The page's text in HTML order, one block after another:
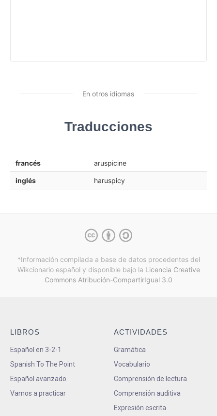
En otros idiomas
Traducciones
francés aruspicine
inglés haruspicy
*Información compilada a base de datos procedentes del
Wikcionario español y disponible bajo la Licencia Creative
Commons Atribución-CompartirIgual 3.0
LIBROS
Español en 3-2-1
Spanish To The Point
Español avanzado
Vamos a practicar
ACTIVIDADES
Gramática
Vocabulario
Comprensión de lectura
Comprensión auditiva
Expresión escrita